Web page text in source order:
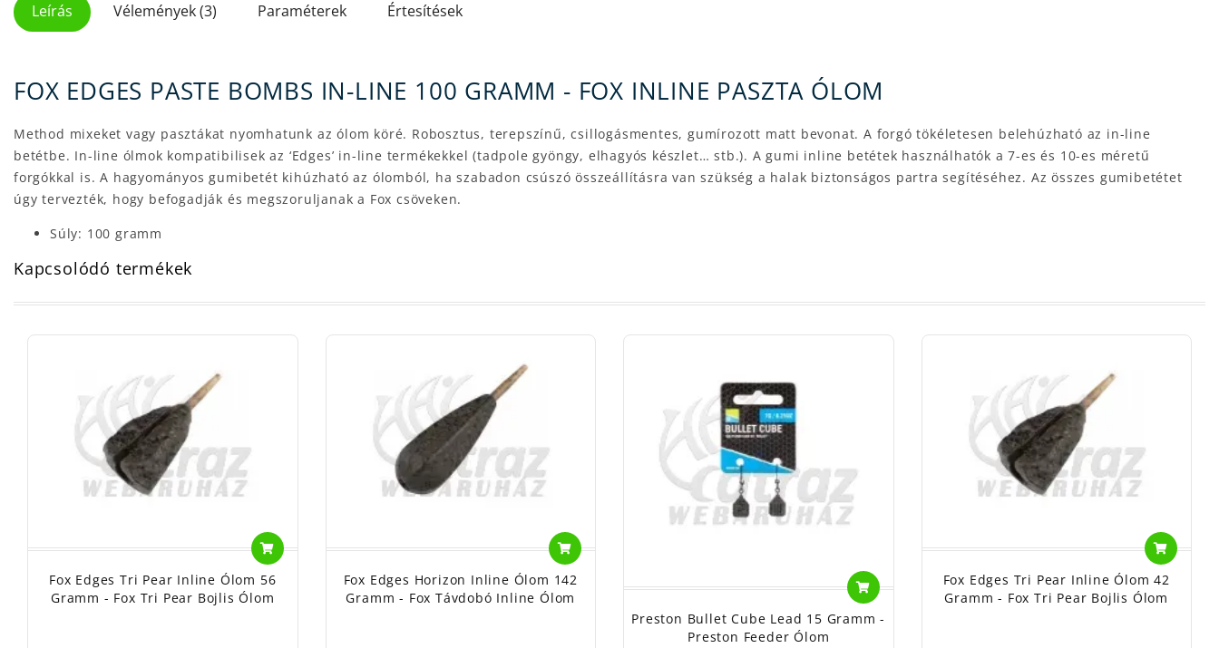
Leírás Vélemények (3) Paraméterek Értesítések
FOX EDGES PASTE BOMBS IN-LINE 100 GRAMM - FOX INLINE PASZTA ÓLOM
Method mixeket vagy pasztákat nyomhatunk az ólom köré. Robosztus, terepszínű, csillogásmentes, gumírozott matt bevonat. A forgó tökéletesen belehúzható az in-line
betétbe. In-line ólmok kompatibilisek az ‘Edges’ in-line termékekkel (tadpole gyöngy, elhagyós készlet… stb.). A gumi inline betétek használhatók a 7-es és 10-es méretű
forgókkal is. A hagyományos gumibetét kihúzható az ólomból, ha szabadon csúszó összeállításra van szükség a halak biztonságos partra segítéséhez. Az összes gumibetétet
úgy tervezték, hogy befogadják és megszoruljanak a Fox csöveken.
Súly: 100 gramm
Kapcsolódó termékek
Fox Edges Tri Pear Inline Ólom 56
Gramm - Fox Tri Pear Bojlis Ólom
Fox Edges Horizon Inline Ólom 142
Gramm - Fox Távdobó Inline Ólom
Preston Bullet Cube Lead 15 Gramm -
Preston Feeder Ólom
Fox Edges Tri Pear Inline Ólom 42
Gramm - Fox Tri Pear Bojlis Ólom